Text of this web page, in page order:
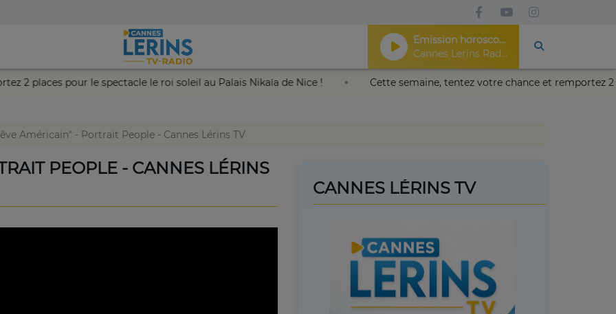
Emission horoscope
Cannes Lerins Radio
remportez 2 places pour le spectacle le roi soleil au Palais Nikaïa de Nice ! Cette semaine, tentez votre chance et
Américain" - Portrait People - Cannes Lérins TV
PEOPLE - CANNES LÉRINS
CANNES LÉRINS TV